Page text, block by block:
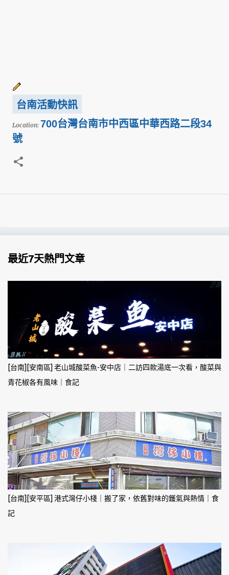
台南活動快訊
Location: 700台灣台南市中西區中華西路二段34
號
最近7天熱門文章
[台南][安南區] 老山城酸菜魚-安中店｜二訪四款湯底一次看，酸菜與
青花椒各有風味｜食記
[台南][安平區] 港式灣仔小棧｜搬了家，依舊對味的鑊氣與熱情｜食
記